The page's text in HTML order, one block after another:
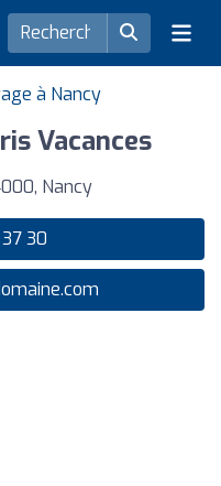
à Nancy
Vacances
Nancy
30